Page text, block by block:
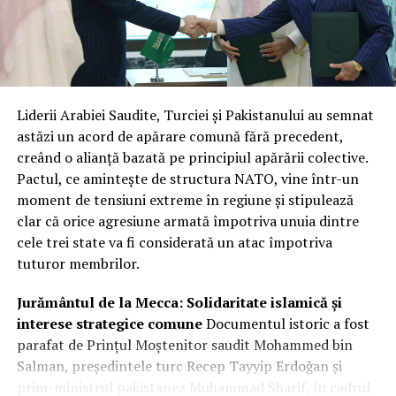
Liderii Arabiei Saudite, Turciei și Pakistanului au semnat
astăzi un acord de apărare comună fără precedent,
creând o alianță bazată pe principiul apărării colective.
Pactul, ce amintește de structura NATO, vine într-un
moment de tensiuni extreme în regiune și stipulează
clar că orice agresiune armată împotriva unuia dintre
cele trei state va fi considerată un atac împotriva
tuturor membrilor.
Jurământul de la Mecca: Solidaritate islamică și
interese strategice comuneDocumentul istoric a fost
parafat de Prințul Moștenitor saudit Mohammed bin
Salman, președintele turc Recep Tayyip Erdoğan și
prim-ministrul pakistanez Muhammad Sharif, în cadrul